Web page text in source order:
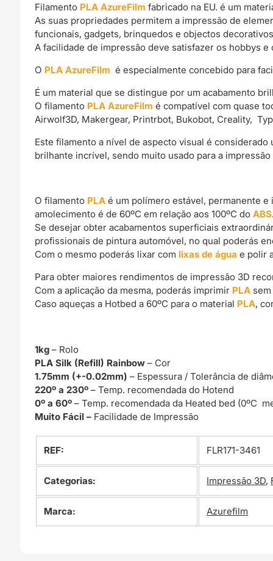
Filamento PLA AzureFilmfabricado na EU. é um
As suas propriedades permitem a impressão de
funcionais, gadgets, brinquedos e objectos
A facilidade de impressão deve satisfazer os hobbys
O PLA AzureFilm é especialmente concebido para
É um material que se distingue por um acabamento
O filamento PLA AzureFilmé compatível com quase
Airwolf3D, Makergear, Printrbot, Bukobot, Creality,
Este filamento a nível de aspecto visual é
brilhante incrível, sendo muito usado para a
O filamento PLA é um polímero estável, permanente
amolecimento é de 60ºC em relação aos 100ºC doABS
Se desejar obter acabamentos superficiais
profissionais de pintura automóvel, no qual poderás
Com o mesmo poderás lixar com lixas de água e polir
Para obter maiores rendimentos de impressão 3D
Com a aplicação da mesma, poderás imprimir PLA
Caso aqueças a Hotbed a 60ºC para o material PLA,
1kg – Rolo
PLA Silk (Refill) Rainbow– Cor
1.75mm (+-0.02mm)– Espessura / Tolerância de
220º a 230º– Temp. recomendada do Hotend
0º a 60º– Temp. recomendada da Heated bed (0ºC
Muito Fácil – Facilidade de Impressão
REF: FLR171-3461
Categorias: Impressão 3D,
Marca: Azurefilm